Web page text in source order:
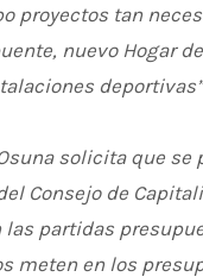
proyectos tan
nuevo Hogar
solicita que se
Consejo de
las partidas
meten en los